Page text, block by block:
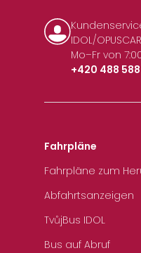
IDOL/
Mo–Fr von
+420 488
Fahrpläne
Fahrpläne zum
Abfahrtsanzeigen
TvůjBus IDOL
Bus auf Abruf